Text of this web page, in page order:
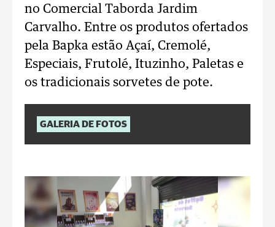
no Comercial Taborda Jardim
Carvalho. Entre os produtos ofertados
pela Bapka estão Açaí, Cremolé,
Especiais, Frutolé, Ituzinho, Paletas e
os tradicionais sorvetes de pote.
GALERIA DE FOTOS